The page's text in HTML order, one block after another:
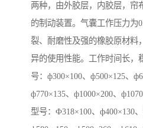
两种，由外胶层，内胶层，帘
的制动装置。气囊工作压力为
裂、耐磨性及强的橡胶原材料
异的使用性能。工作时间长，
号：ф300×100、ф500×125、
ф770×135、ф1000×200、
型号：Ф318×100、ф400×130